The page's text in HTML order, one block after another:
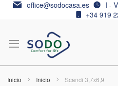
Ir
office@sodocasa.es
I -
+34 919
Inicio Inicio Scandi 3,7x6,9